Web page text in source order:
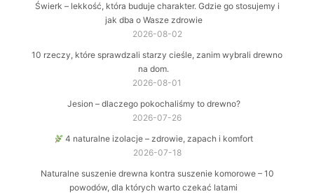
Świerk – lekkość, która buduje charakter. Gdzie go stosujemy i
jak dba o Wasze zdrowie
2026-08-02
10 rzeczy, które sprawdzali starzy cieśle, zanim wybrali drewno
na dom.
2026-08-01
Jesion – dlaczego pokochaliśmy to drewno?
2026-07-26
4 naturalne izolacje – zdrowie, zapach i komfort
2026-07-18
Naturalne suszenie drewna kontra suszenie komorowe – 10
powodów, dla których warto czekać latami